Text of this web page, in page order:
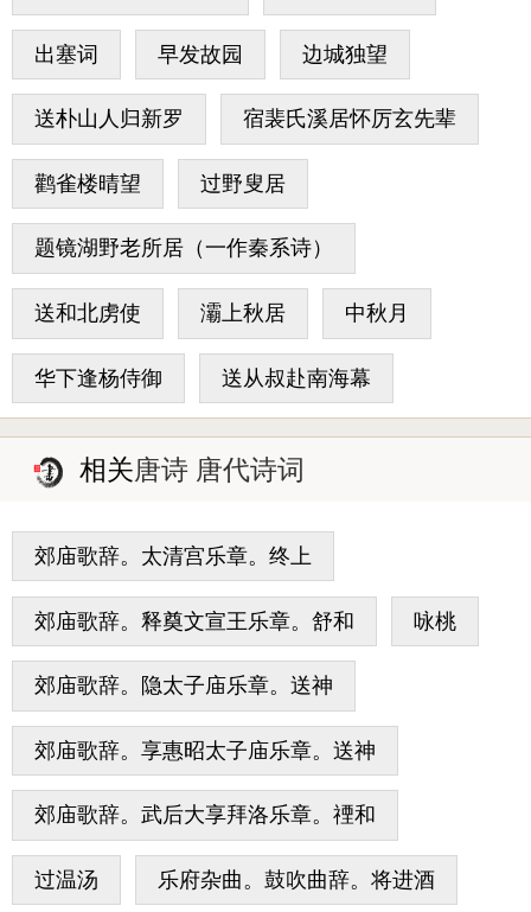
出塞词 早发故园 边城独望
送朴山人归新罗 宿裴氏溪居怀厉玄先辈
鹳雀楼晴望 过野叟居
题镜湖野老所居（一作秦系诗）
送和北虏使 灞上秋居 中秋月
华下逢杨侍御 送从叔赴南海幕
相关唐诗 唐代诗词
郊庙歌辞。太清宫乐章。终上
郊庙歌辞。释奠文宣王乐章。舒和 咏桃
郊庙歌辞。隐太子庙乐章。送神
郊庙歌辞。享惠昭太子庙乐章。送神
郊庙歌辞。武后大享拜洛乐章。禋和
过温汤 乐府杂曲。鼓吹曲辞。将进酒